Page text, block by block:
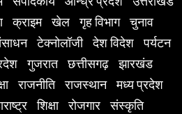
क्राइम खेल गृह विभाग
चुनाव
टेक्नोलॉजी देश विदेश
पर्यटन
गुजरात छत्तीसगढ़
झारखंड
राजनीति राजस्थान
मध्य प्रदेश
शिक्षा रोजगार
संस्कृति